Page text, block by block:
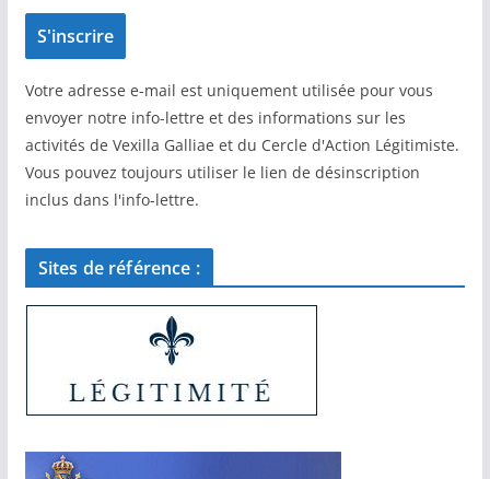
Votre adresse e-mail est uniquement utilisée pour vous
envoyer notre info-lettre et des informations sur les
activités de Vexilla Galliae et du Cercle d'Action Légitimiste.
Vous pouvez toujours utiliser le lien de désinscription
inclus dans l'info-lettre.
Sites de référence :